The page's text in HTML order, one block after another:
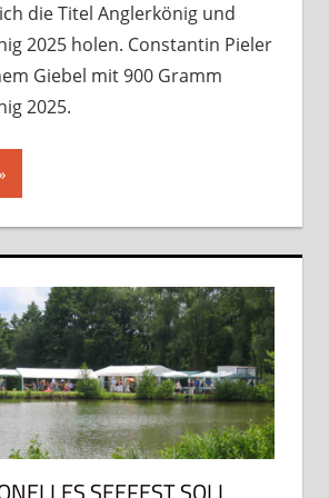
die Titel Anglerkönig und
2025 holen. Constantin Pieler
Giebel mit 900 Gramm
2025.